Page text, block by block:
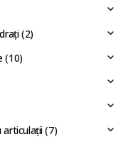
(2)
(10)
articulații(7)